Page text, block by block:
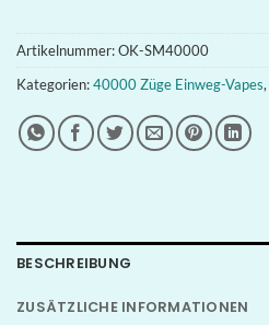
Artikelnummer:OK-SM40000
Kategorien:40000 Züge Einweg-Vapes,
BESCHREIBUNG
ZUSÄTZLICHE INFORMATIONEN